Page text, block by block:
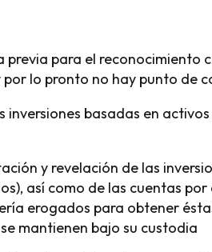
previa para el reconocimiento
lo pronto no hay punto de
basadas en
y revelación de las
así como de las cuentas
erogados para obtener
mantienen bajo su custodia